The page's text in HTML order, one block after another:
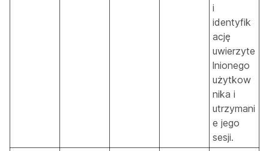
i
identyfik
ację
uwierzyte
lnionego
użytkow
nika i
utrzymani
e jego
sesji.